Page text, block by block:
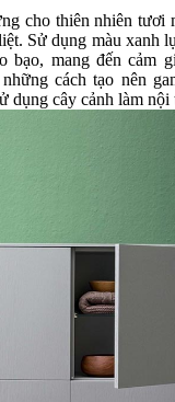
cho thiên nhiên tươi
Sử dụng màu xanh
bạo, mang đến cảm
cách tạo nên
dụng cây cảnh làm nội